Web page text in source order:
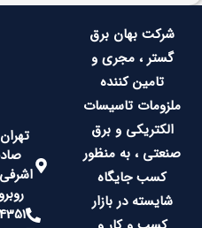
شرکت بهان برق
گستر ، مجری و
تامین کننده
ملزومات تاسیسات
الکتریکی و برق
صنعتی ، به منظور
کسب جایگاه
شایسته در بازار
تهران
اشرفی